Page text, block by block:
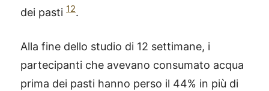
dei pasti 12.
Alla fine dello studio di 12 settimane, i
partecipanti che avevano consumato acqua
prima dei pasti hanno perso il 44% in più di